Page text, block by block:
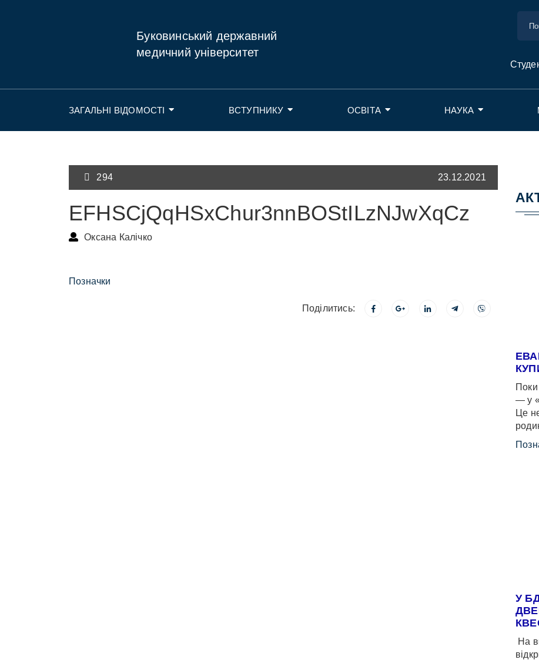
Буковинський державний
медичний університет
ЗАГАЛЬНІ ВІДОМОСТІ ВСТУПНИКУ ОСВІТА НАУКА
294 23.12.2021
EFHSCjQqHSxChur3nnBOStILzNJwXqCz
Оксана Калічко
Позначки
Поділитись:
— у
Це
У
На